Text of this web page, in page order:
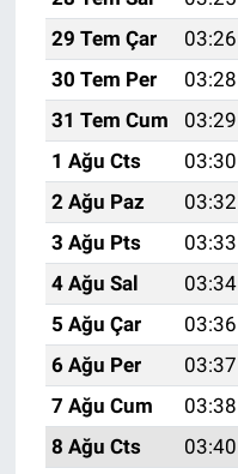
29 Tem Çar
03:26
30 Tem Per
03:28
31 Tem Cum
03:29
1 Ağu Cts
03:30
2 Ağu Paz
03:32
3 Ağu Pts
03:33
4 Ağu Sal
03:34
5 Ağu Çar
03:36
6 Ağu Per
03:37
7 Ağu Cum
03:38
8 Ağu Cts
03:40